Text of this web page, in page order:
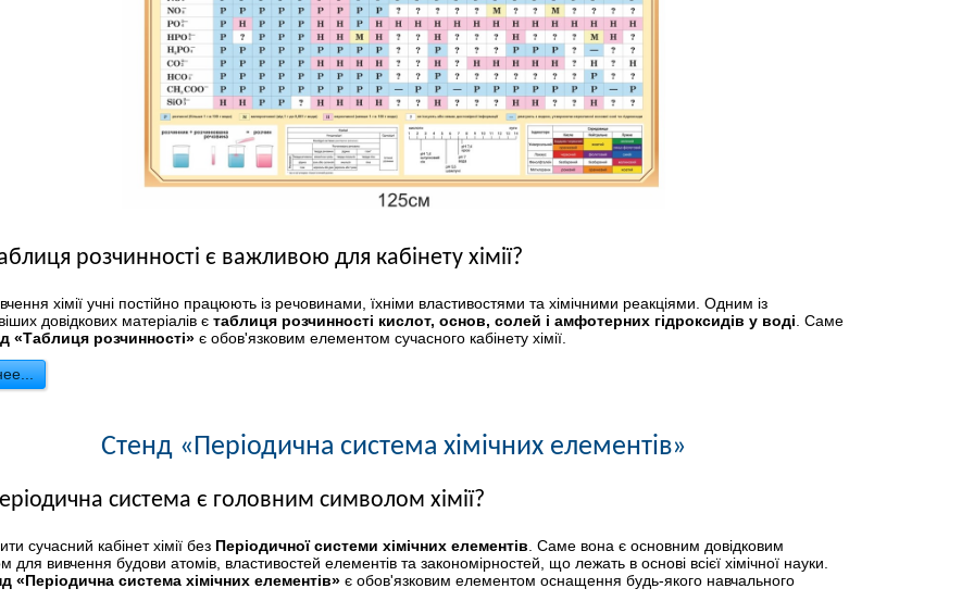
розчинності є важливою для кабінету хімії?
хімії учні постійно працюють із речовинами, їхніми властивостями та хімічними реакціями. Одним із
довідкових матеріалів є таблиця розчинності кислот, основ, солей і амфотерних гідроксидів у воді . Саме
«Таблиця розчинності» є обов'язковим елементом сучасного кабінету хімії.
Стенд «Періодична система хімічних елементів»
система є головним символом хімії?
сучасний кабінет хімії без Періодичної системи хімічних елементів . Саме вона є основним довідковим
для вивчення будови атомів, властивостей елементів та закономірностей, що лежать в основі всієї хімічної науки.
«Періодична система хімічних елементів» є обов'язковим елементом оснащення будь-якого навчального